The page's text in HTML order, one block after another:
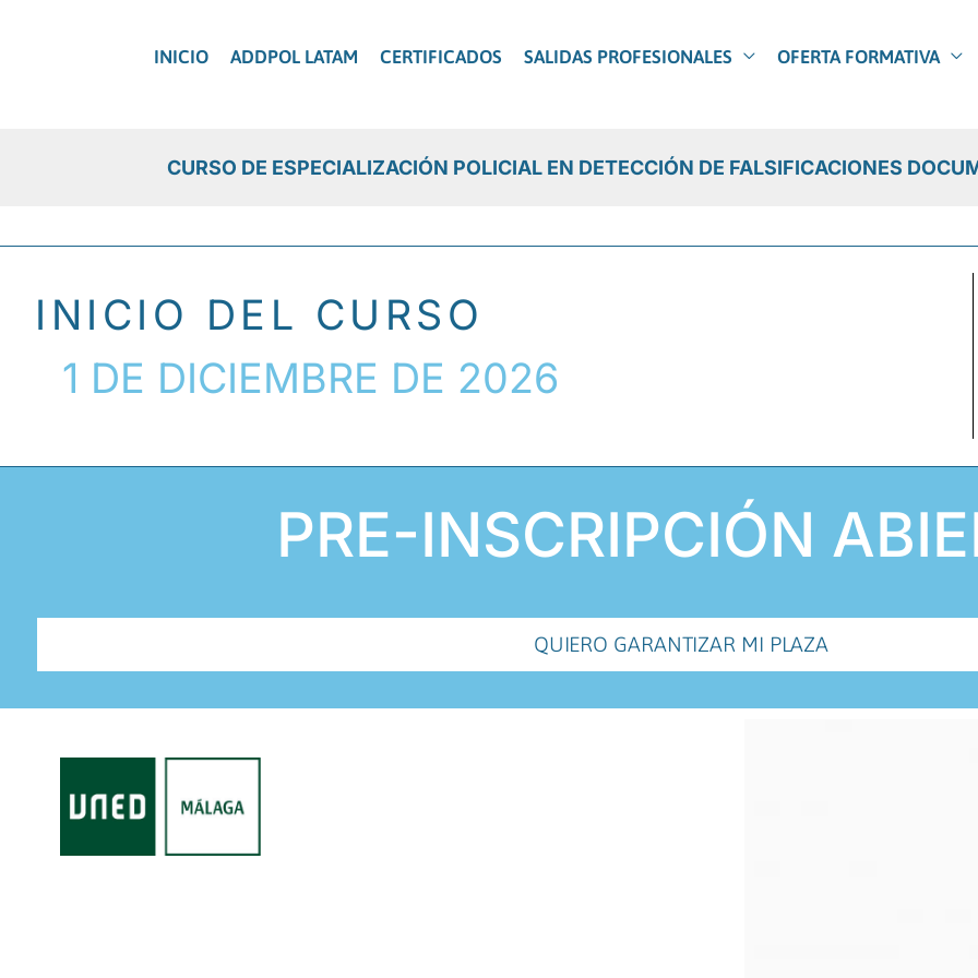
INICIO ADDPOL LATAM CERTIFICADOS SALIDAS PROFESIONALES OFERTA FORMATIVA
CURSO DE ESPECIALIZACIÓN POLICIAL EN DETECCIÓN DE FALSIFICACIONES
INICIO DEL CURSO
1 DE DICIEMBRE DE 2026
PRE-INSCRIPCIÓN
QUIERO GARANTIZAR MI PLAZA